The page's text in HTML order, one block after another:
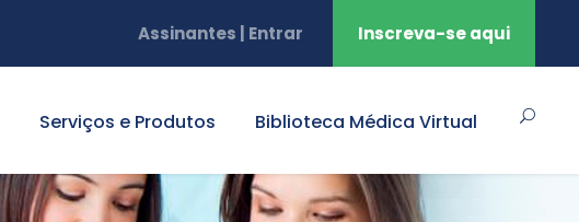
Assinantes | Entrar Inscreva-se aqui
Serviços e Produtos Biblioteca Médica Virtual